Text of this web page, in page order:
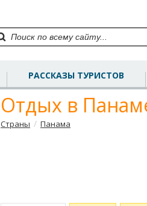
РАССКАЗЫ ТУРИСТОВ
Отдых в
Страны / Панама